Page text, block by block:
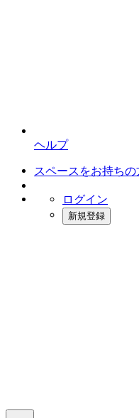
ヘルプ
スペースをお持ちの
ログイン
新規登録